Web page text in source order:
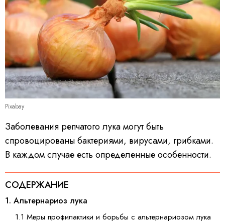
Pixabay
Заболевания репчатого лука могут быть
спровоцированы бактериями, вирусами, грибками.
В каждом случае есть определенные особенности.
СОДЕРЖАНИЕ
1. Альтернариоз лука
1.1 Меры профилактики и борьбы с альтернариозом лука